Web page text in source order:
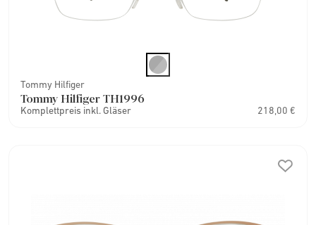
Tommy Hilfiger
Tommy Hilfiger TH1996
Komplettpreis inkl. Gläser 218,00 €